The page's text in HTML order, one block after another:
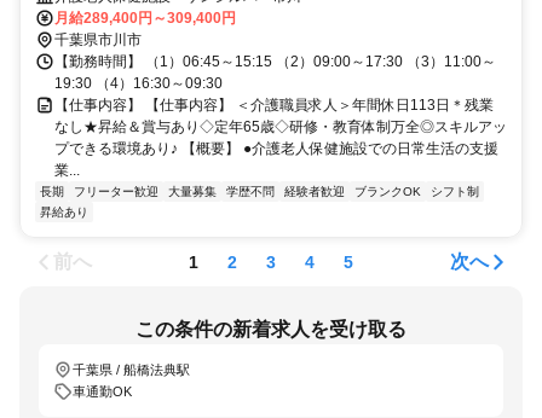
月給289,400円～309,400円
千葉県市川市
【勤務時間】 （1）06:45～15:15 （2）09:00～17:30 （3）11:00～
19:30 （4）16:30～09:30
【仕事内容】 【仕事内容】 ＜介護職員求人＞年間休日113日＊残業
なし★昇給＆賞与あり◇定年65歳◇研修・教育体制万全◎スキルアッ
プできる環境あり♪ 【概要】 ●介護老人保健施設での日常生活の支援
業...
長期 フリーター歓迎 大量募集 学歴不問 経験者歓迎 ブランクOK
シフト制
昇給あり
前へ 1 2 3 4 5 次へ
この条件の新着求人を受け取る
千葉県 / 船橋法典駅
車通勤OK